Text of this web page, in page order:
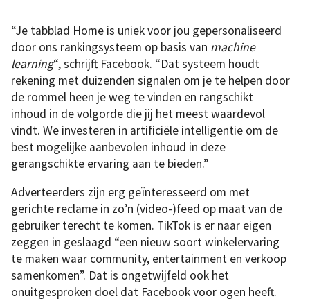
“Je tabblad Home is uniek voor jou gepersonaliseerd
door ons rankingsysteem op basis van machine
learning“, schrijft Facebook. “Dat systeem houdt
rekening met duizenden signalen om je te helpen door
de rommel heen je weg te vinden en rangschikt
inhoud in de volgorde die jij het meest waardevol
vindt. We investeren in artificiële intelligentie om de
best mogelijke aanbevolen inhoud in deze
gerangschikte ervaring aan te bieden.”
Adverteerders zijn erg geïnteresseerd om met
gerichte reclame in zo’n (video-)feed op maat van de
gebruiker terecht te komen. TikTok is er naar eigen
zeggen in geslaagd “een nieuw soort winkelervaring
te maken waar community, entertainment en verkoop
samenkomen”. Dat is ongetwijfeld ook het
onuitgesproken doel dat Facebook voor ogen heeft.